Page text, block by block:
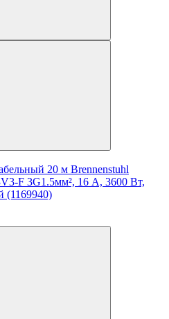
20 м Brennenstuhl
F 3G1.5мм², 16 А, 3600 Вт,
(1169940)